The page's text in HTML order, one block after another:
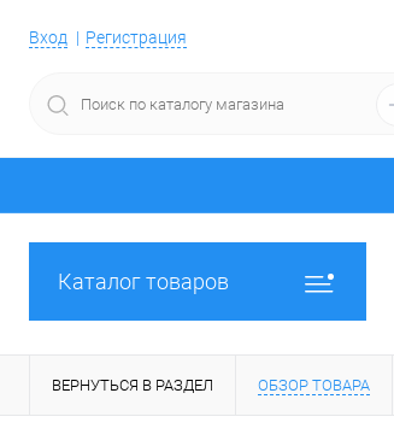
Вход Регистрация
Каталог товаров
ВЕРНУТЬСЯ В РАЗДЕЛ ОБЗОР ТОВАРА